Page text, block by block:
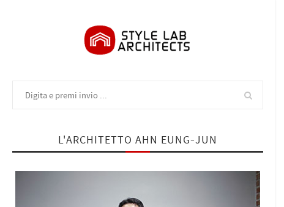
L'ARCHITETTO AHN EUNG-JUN